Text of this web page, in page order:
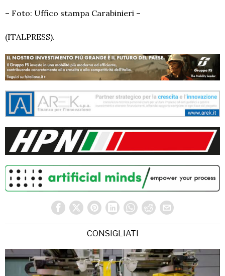
– Foto: Uffico stampa Carabinieri –
(ITALPRESS).
CONSIGLIATI